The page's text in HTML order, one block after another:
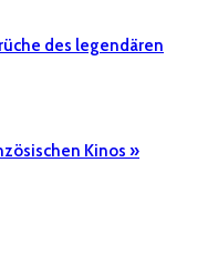
des legendären
Kinos »